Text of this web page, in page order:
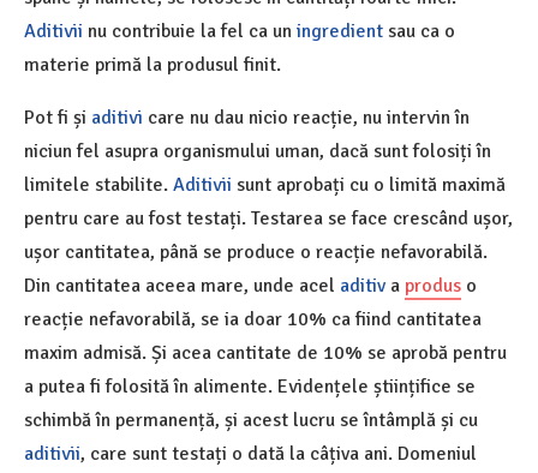
Aditivii nu contribuie la fel ca un ingredient sau ca o
materie primă la produsul finit.
Pot fi și aditivi care nu dau nicio reacție, nu intervin în
niciun fel asupra organismului uman, dacă sunt folosiți în
limitele stabilite. Aditivii sunt aprobați cu o limită maximă
pentru care au fost testați. Testarea se face crescând ușor,
ușor cantitatea, până se produce o reacție nefavorabilă.
Din cantitatea aceea mare, unde acel aditiv a produs o
reacție nefavorabilă, se ia doar 10% ca fiind cantitatea
maxim admisă. Și acea cantitate de 10% se aprobă pentru
a putea fi folosită în alimente. Evidențele științifice se
schimbă în permanență, și acest lucru se întâmplă și cu
aditivii, care sunt testați o dată la câțiva ani. Domeniul